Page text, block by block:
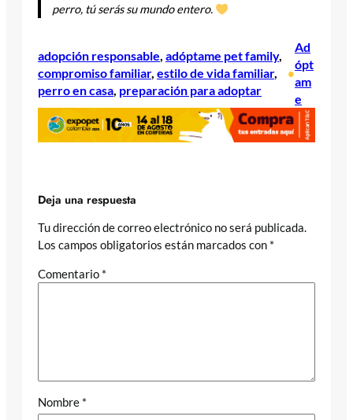
perro, tú serás su mundo entero.
adopción responsable adóptame pet family
compromiso familiar, estilo de vida familiar
perro en casa preparación para adoptar
•
Ad
ópt
am
e
Deja una respuesta
Tu dirección de correo electrónico no será publicada.
Los campos obligatorios están marcados con *
Comentario *
Nombre *